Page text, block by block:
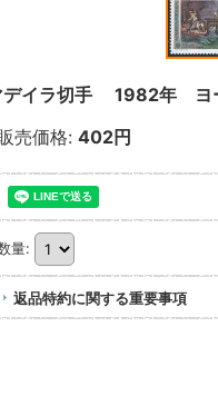
デイラ切手 1982年 ヨ
売価格: 402円
量:
返品特約に関する重要事項